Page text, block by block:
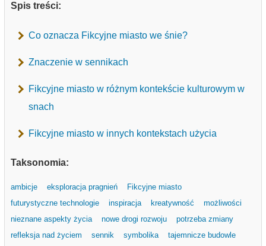
Spis treści:
Co oznacza Fikcyjne miasto we śnie?
Znaczenie w sennikach
Fikcyjne miasto w różnym kontekście kulturowym w
snach
Fikcyjne miasto w innych kontekstach użycia
Taksonomia:
ambicje eksploracja pragnień
Fikcyjne miasto
futurystyczne technologie
inspiracja kreatywność
możliwości
nieznane aspekty życia
nowe drogi rozwoju
potrzeba zmiany
refleksja nad życiem
sennik symbolika
tajemnicze budowle